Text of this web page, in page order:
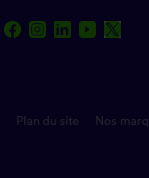
Plan du site Nos